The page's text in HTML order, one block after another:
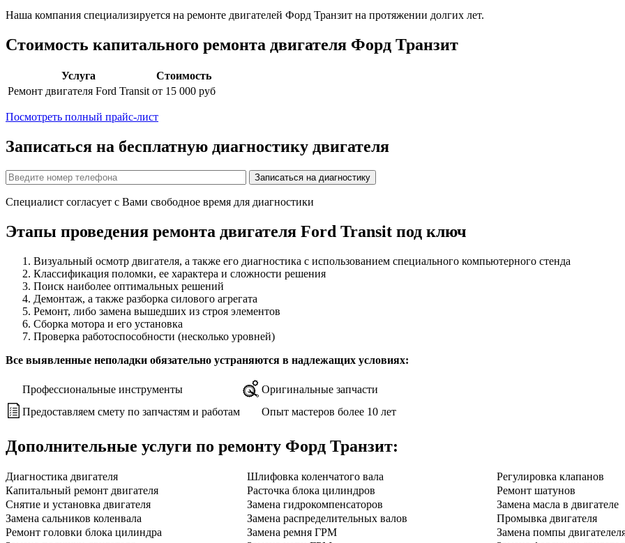
Наша компания специализируется на ремонте двигателей Форд Транзит на протяжении долгих лет.
Стоимость капитального ремонта двигателя Форд Транзит
Услуга
Стоимость
Ремонт двигателя Ford Transit от 15 000 руб
Посмотреть полный прайс-лист
Записаться на бесплатную диагностику двигателя
Специалист согласует с Вами свободное время для диагностики
Этапы проведения ремонта двигателя Ford Transit под ключ
Визуальный осмотр двигателя, а также его диагностика с использованием специального компьютерного стенда
Классификация поломки, ее характера и сложности решения
Поиск наиболее оптимальных решений
Демонтаж, а также разборка силового агрегата
Ремонт, либо замена вышедших из строя элементов
Сборка мотора и его установка
Проверка работоспособности (несколько уровней)
Все выявленные неполадки обязательно устраняются в надлежащих условиях:
Профессиональные инструменты
Оригинальные запчасти
Предоставляем смету по запчастям и работам
Опыт мастеров более 10 лет
Дополнительные услуги по ремонту Форд Транзит:
Диагностика двигателя Шлифовка коленчатого вала
Регулировка клапанов
Капитальный ремонт двигателя
Расточка блока цилиндров
Ремонт шатунов
Снятие и установка двигателя
Замена гидрокомпенсаторов
Замена масла в двигателе
Замена сальников коленвала
Замена распределительных валов
Промывка двигателя
Ремонт головки блока цилиндра
Замена ремня ГРМ
Замена помпы